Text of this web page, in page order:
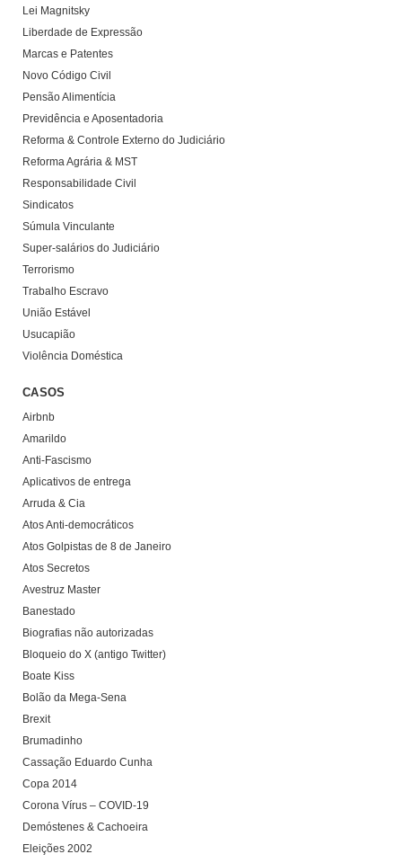
Lei Magnitsky
Liberdade de Expressão
Marcas e Patentes
Novo Código Civil
Pensão Alimentícia
Previdência e Aposentadoria
Reforma & Controle Externo do Judiciário
Reforma Agrária & MST
Responsabilidade Civil
Sindicatos
Súmula Vinculante
Super-salários do Judiciário
Terrorismo
Trabalho Escravo
União Estável
Usucapião
Violência Doméstica
CASOS
Airbnb
Amarildo
Anti-Fascismo
Aplicativos de entrega
Arruda & Cia
Atos Anti-democráticos
Atos Golpistas de 8 de Janeiro
Atos Secretos
Avestruz Master
Banestado
Biografias não autorizadas
Bloqueio do X (antigo Twitter)
Boate Kiss
Bolão da Mega-Sena
Brexit
Brumadinho
Cassação Eduardo Cunha
Copa 2014
Corona Vírus – COVID-19
Demóstenes & Cachoeira
Eleições 2002